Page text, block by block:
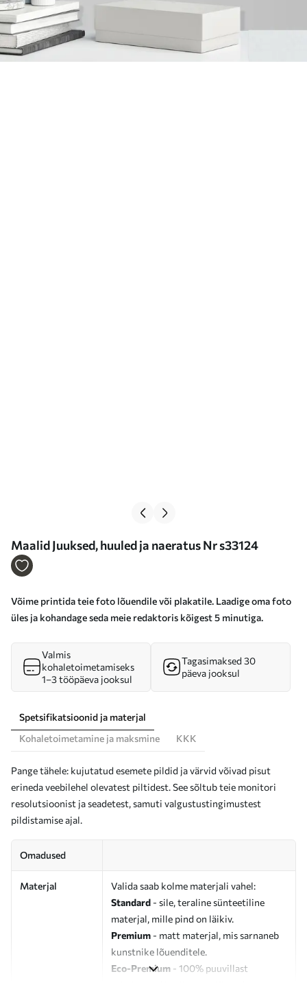
Maalid Juuksed, huuled ja naeratus Nr s33124
Võime printida teie foto lõuendile või plakatile. Laadige oma foto
üles ja kohandage seda meie redaktoris kõigest 5 minutiga.
Valmis
kohaletoimetamiseks
1–3 tööpäeva jooksul
Tagasimaksed 30
päeva jooksul
Spetsifikatsioonid ja materjal
Kohaletoimetamine ja maksmine
KKK
Pange tähele: kujutatud esemete pildid ja värvid võivad pisut
erineda veebilehel olevatest piltidest. See sõltub teie monitori
resolutsioonist ja seadetest, samuti valgustustingimustest
pildistamise ajal.
Omadused
Materjal
Valida saab kolme materjali vahel:
Standard - sile, teraline sünteetiline
materjal, mille pind on läikiv.
Premium - matt materjal, mis sarnaneb
kunstnike lõuenditele.
Eco-Premium - 100% puuvillast